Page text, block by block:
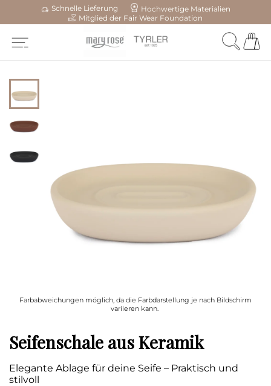
Schnelle Lieferung
Hochwertige Materialien
Mitglied der Fair Wear Foundation
Farbabweichungen möglich, da die Farbdarstellung je nach Bildschirm
variieren kann.
Seifenschale aus Keramik
Elegante Ablage für deine Seife – Praktisch und
stilvoll